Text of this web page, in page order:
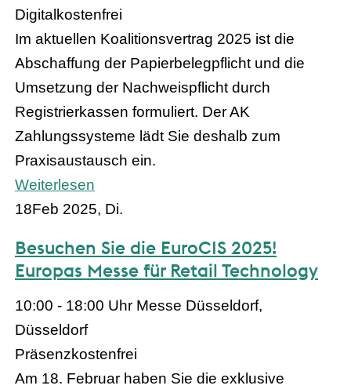
Digital kostenfrei
Im aktuellen Koalitionsvertrag 2025 ist die
Abschaffung der Papierbelegpflicht und die
Umsetzung der Nachweispflicht durch
Registrierkassen formuliert. Der AK
Zahlungssysteme lädt Sie deshalb zum
Praxisaustausch ein.
Weiterlesen
18Feb 2025, Di.
Besuchen Sie die EuroCIS 2025!
Europas Messe für Retail Technology
10:00 - 18:00 Uhr Messe Düsseldorf,
Düsseldorf
Präsenzkostenfrei
Am 18. Februar haben Sie die exklusive